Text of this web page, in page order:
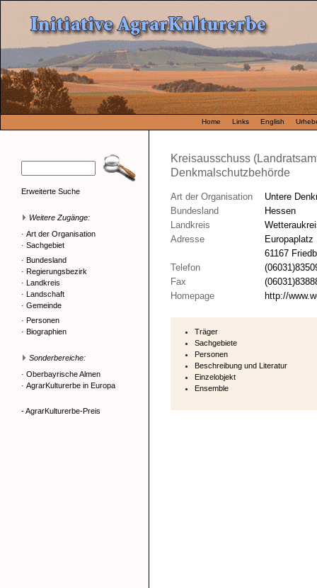
Home Links English
Erweiterte Suche
Weitere Zugänge:
· Art der Organisation
· Sachgebiet
· Bundesland
· Regierungsbezirk
· Landkreis
· Landschaft
· Gemeinde
· Personen
· Biographien
Sonderbereiche:
· Oberbayrische Almen
· AgrarKulturerbe in Europa
- AgrarKulturerbe-Preis
Kreisausschuss
Denkmalschutzbehörde
Art der Organisation
Untere
Bundesland
Hessen
Landkreis
Adresse
Europaplatz
61167
Telefon
Fax
Homepage
http://
Träger
Sachgebiete
Personen
Beschreibung und Literatur
Einzelobjekt
Ensemble